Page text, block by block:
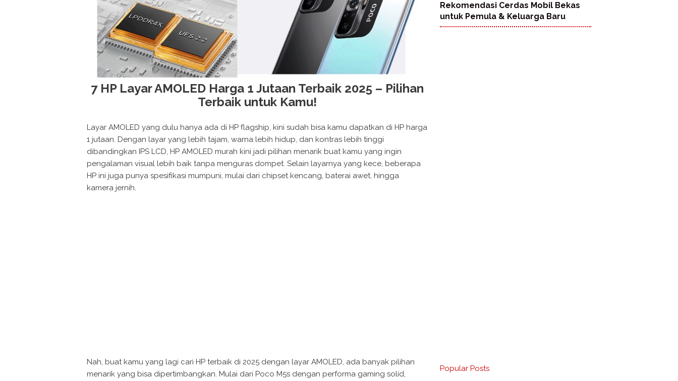
7 HP Layar AMOLED Harga 1 Jutaan Terbaik 2025 – Pilihan
Terbaik untuk Kamu!
Layar AMOLED yang dulu hanya ada di HP flagship, kini sudah bisa kamu dapatkan di HP harga
1 jutaan. Dengan layar yang lebih tajam, warna lebih hidup, dan kontras lebih tinggi
dibandingkan IPS LCD, HP AMOLED murah kini jadi pilihan menarik buat kamu yang ingin
pengalaman visual lebih baik tanpa menguras dompet. Selain layarnya yang kece, beberapa
HP ini juga punya spesifikasi mumpuni, mulai dari chipset kencang, baterai awet, hingga
kamera jernih.
Nah, buat kamu yang lagi cari HP terbaik di 2025 dengan layar AMOLED, ada banyak pilihan
menarik yang bisa dipertimbangkan. Mulai dari Poco M5s dengan performa gaming solid,
Rekomendasi Cerdas Mobil Bekas
untuk Pemula & Keluarga Baru
Popular Posts